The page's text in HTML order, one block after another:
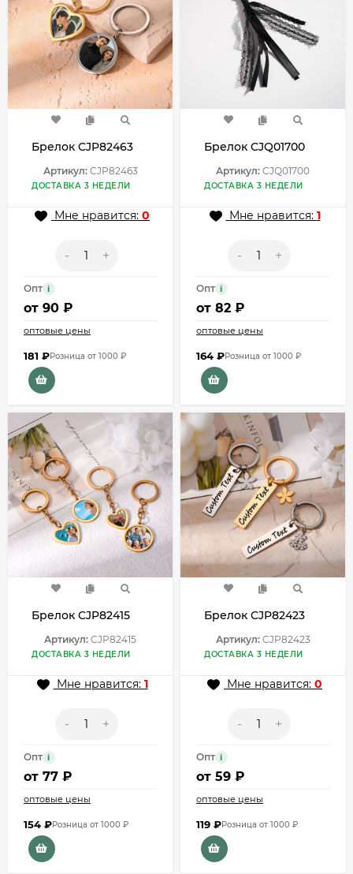
Брелок CJP82463
Артикул:CJP82463
ДОСТАВКА 3 НЕДЕЛИ
Мне нравится: 0
- +
Опт i
от 90 ₽
оптовые цены
181 ₽Розница от 1000 ₽
Брелок CJQ01700
Артикул: CJQ01700
ДОСТАВКА 3 НЕДЕЛИ
Мне нравится: 1
- +
Опт i
от 82 ₽
оптовые цены
164 ₽Розница от 1000 ₽
Брелок CJP82415
Артикул: CJP82415
ДОСТАВКА 3 НЕДЕЛИ
Мне нравится: 1
- +
Опт i
от 77 ₽
оптовые цены
154 ₽Розница от 1000 ₽
Брелок CJP82423
Артикул:CJP82423
ДОСТАВКА 3 НЕДЕЛИ
Мне нравится: 0
- +
Опт i
от 59 ₽
оптовые цены
119 ₽Розница от 1000 ₽